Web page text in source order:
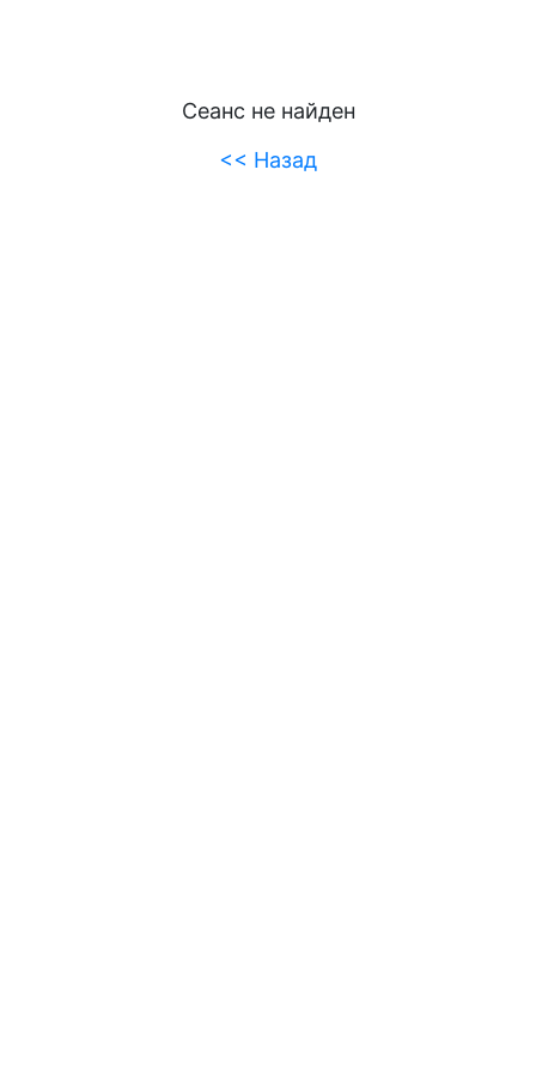
Сеанс не найден
<< Назад